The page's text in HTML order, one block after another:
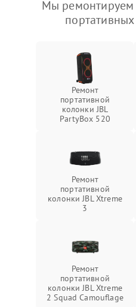
Мы ремонтируем
Ремонт
портативной
колонки JBL
PartyBox 520
Ремонт
портативной
колонки JBL Xtreme
3
Ремонт
портативной
колонки JBL Xtreme
2 Squad Camouflage